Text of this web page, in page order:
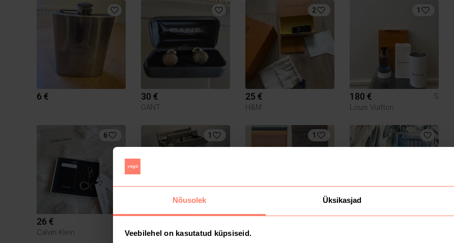
Nõusolek Üksikasjad
Veebilehel on kasutatud küpsiseid.
6 € 30 €
GANT
2
25 €
H&M
1
180 €
S
Louis Vuitton
6
26 €
Calvin Klein
1 1